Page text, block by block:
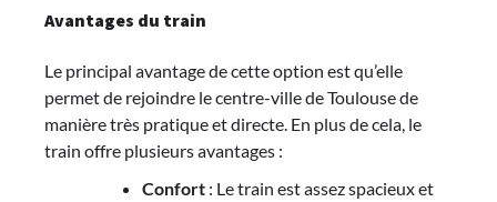
Avantages du train
Le principal avantage de cette option est qu’elle
permet de rejoindre le centre-ville de Toulouse de
manière très pratique et directe. En plus de cela, le
train offre plusieurs avantages :
Confort : Le train est assez spacieux et